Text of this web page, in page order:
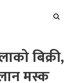
बिक्री,
मस्क